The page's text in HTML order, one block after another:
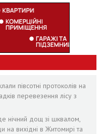
півсотні протоколів на
перевезення лісу з
нічний дощ зі шквалом,
на вихідні в Житомирі та